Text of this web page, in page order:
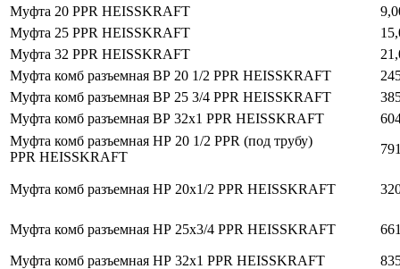
Муфта 20 PPR HEISSKRAFT
Муфта 25 PPR HEISSKRAFT
Муфта 32 PPR HEISSKRAFT
Муфта комб разъемная ВР 20 1/2 PPR HEISSKRAFT
Муфта комб разъемная ВР 25 3/4 PPR HEISSKRAFT
Муфта комб разъемная ВР 32х1 PPR HEISSKRAFT
Муфта комб разъемная НР 20 1/2 PPR (под трубу)
PPR HEISSKRAFT
Муфта комб разъемная НР 20х1/2 PPR HEISSKRAFT
Муфта комб разъемная НР 25х3/4 PPR HEISSKRAFT
Муфта комб разъемная НР 32х1 PPR HEISSKRAFT